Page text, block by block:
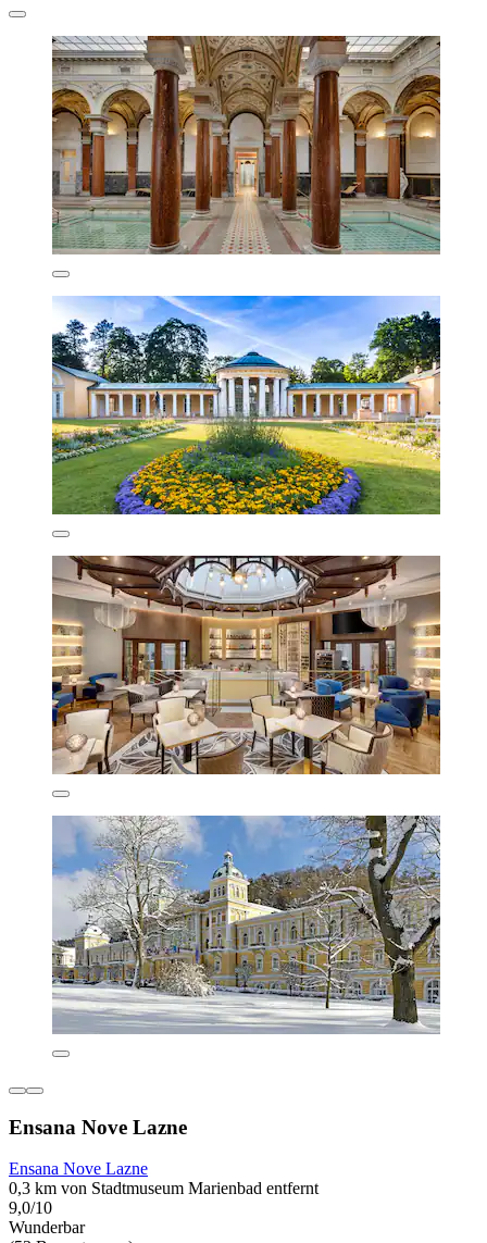
Ensana Nove Lazne
Ensana Nove Lazne
0,3 km von Stadtmuseum Marienbad entfernt
9,0/10
Wunderbar